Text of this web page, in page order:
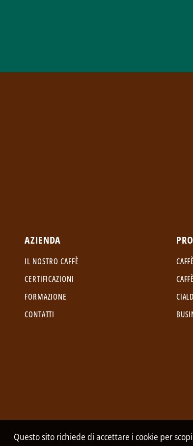
Questo sito richiede di accettare i cookie per
AZIENDA
IL NOSTRO CAFFÈ
CERTIFICAZIONI
FORMAZIONE
CONTATTI